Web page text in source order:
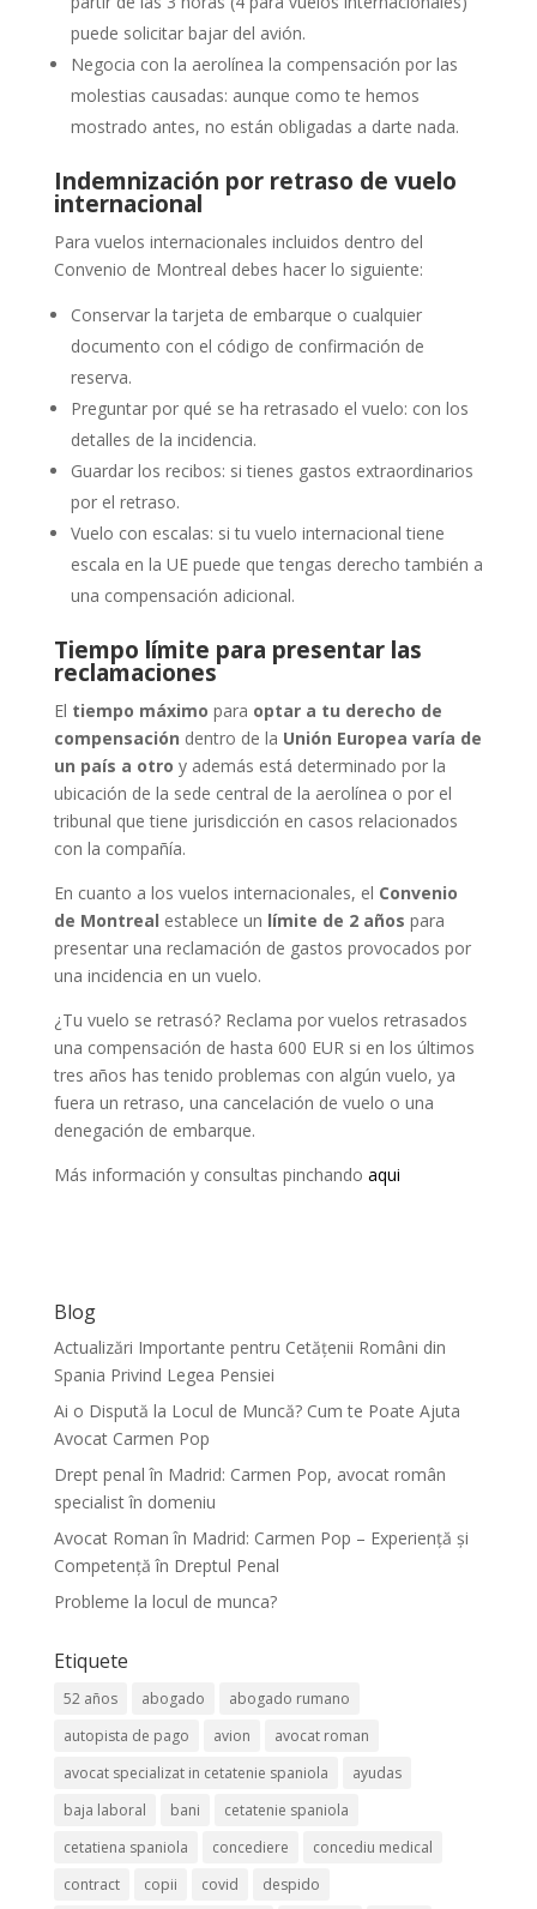
puede solicitar bajar del avión.
Negocia con la aerolínea la compensación por las
molestias causadas: aunque como te hemos
mostrado antes, no están obligadas a darte nada.
Indemnización por retraso de vuelo
internacional
Para vuelos internacionales incluidos dentro del
Convenio de Montreal debes hacer lo siguiente:
Conservar la tarjeta de embarque o cualquier
documento con el código de confirmación de
reserva.
Preguntar por qué se ha retrasado el vuelo: con los
detalles de la incidencia.
Guardar los recibos: si tienes gastos extraordinarios
por el retraso.
Vuelo con escalas: si tu vuelo internacional tiene
escala en la UE puede que tengas derecho también a
una compensación adicional.
Tiempo límite para presentar las
reclamaciones
El tiempo máximo para optar a tu derecho de
compensación dentro de la Unión Europea varía de
un país a otro y además está determinado por la
ubicación de la sede central de la aerolínea o por el
tribunal que tiene jurisdicción en casos relacionados
con la compañía.
En cuanto a los vuelos internacionales, el Convenio
de Montreal establece un límite de 2 años para
presentar una reclamación de gastos provocados por
una incidencia en un vuelo.
¿Tu vuelo se retrasó? Reclama por vuelos retrasados
una compensación de hasta 600 EUR si en los últimos
tres años has tenido problemas con algún vuelo, ya
fuera un retraso, una cancelación de vuelo o una
denegación de embarque.
Más información y consultas pinchando aqui
Blog
Actualizări Importante pentru Cetățenii Români din
Spania Privind Legea Pensiei
Ai o Dispută la Locul de Muncă? Cum te Poate Ajuta
Avocat Carmen Pop
Drept penal în Madrid: Carmen Pop, avocat român
specialist în domeniu
Avocat Roman în Madrid: Carmen Pop – Experiență și
Competență în Dreptul Penal
Probleme la locul de munca?
Etiquete
52 años abogado
abogado rumano
autopista de pago
avion
avocat roman
avocat specializat in cetatenie spaniola
ayudas
baja laboral
bani
cetatenie spaniola
cetatiena spaniola
concediere
concediu medical
contract
copii covid
despido